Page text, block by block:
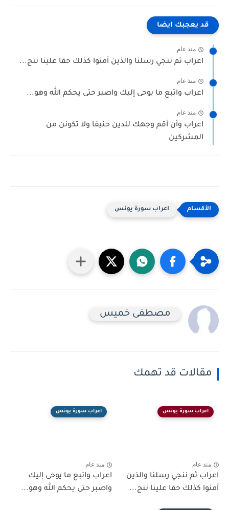
قد يعجبك ايضا
منذ عام
اعراب ثم ننجي رسلنا والذين آمنوا كذلك حقا علينا ننج...
منذ عام
اعراب واتبع ما يوحى إليك واصبر حتى يحكم الله وهو...
منذ عام
اعراب وأن أقم وجهك للدين حنيفا ولا تكونن من
المشركين
اعراب سورة يونس
مصطفى خميس
مقالات قد تهمك
اعراب سورة يونس
منذ عام
اعراب ثم ننجي رسلنا والذين
آمنوا كذلك حقا علينا ننج...
اعراب سورة يونس
منذ عام
اعراب واتبع ما يوحى إليك
واصبر حتى يحكم الله وهو...